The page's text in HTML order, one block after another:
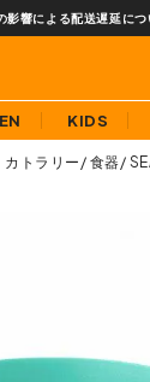
影響による配送遅延につ
KIDS
カトラリー 食器